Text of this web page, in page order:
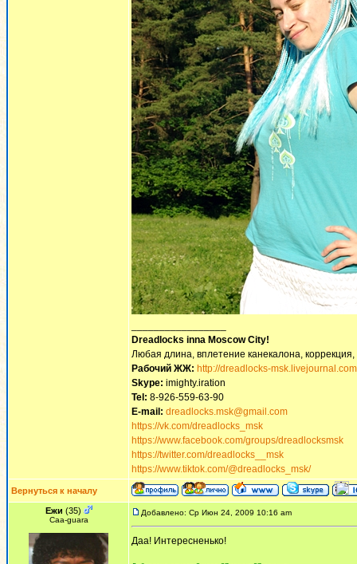
Dreadlocks inna Moscow Сity!
Любая длина, вплетение канекалона,
Рабочий ЖЖ: http://dreadlocks-
Skype: imighty.iration
Tel: 8-926-559-63-90
E-mail: dreadlocks.msk@gmail.com
https://vk.com/dreadlocks_msk
https://www.facebook.com/groups/dreadlocksmsk
https://twitter.com/dreadlocks__msk
https://www.tiktok.com/@dreadlocks_msk/
Вернуться к началу
Ежи (35)
Сaa-guara
Добавлено: Ср Июн 24, 2009 10:16 am
Даа! Интересненько!